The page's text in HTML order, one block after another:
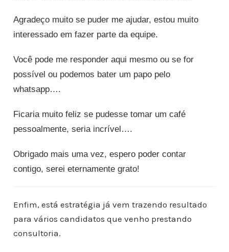
Agradeço muito se puder me ajudar, estou muito
interessado em fazer parte da equipe.
Você pode me responder aqui mesmo ou se for
possível ou podemos bater um papo pelo
whatsapp….
Ficaria muito feliz se pudesse tomar um café
pessoalmente, seria incrível….
Obrigado mais uma vez, espero poder contar
contigo, serei eternamente grato!
Enfim, está estratégia já vem trazendo resultado
para vários candidatos que venho prestando
consultoria.